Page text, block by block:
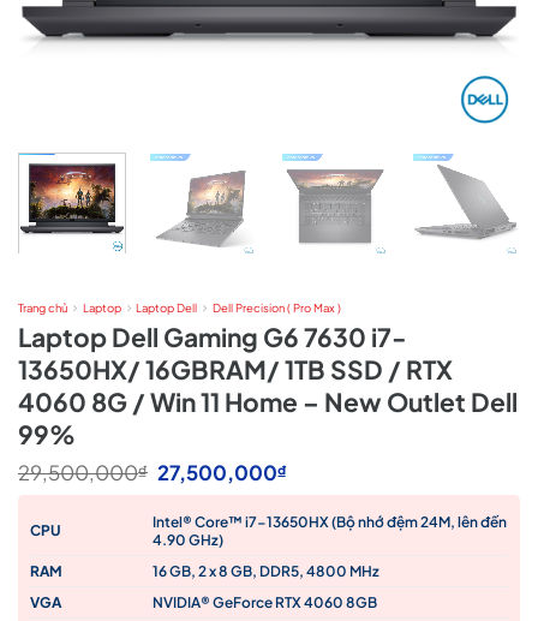
Trang chủ Laptop Laptop Dell Dell Precision ( Pro Max )
Laptop Dell Gaming G6 7630 i7-
13650HX/ 16GBRAM/ 1TB SSD / RTX
4060 8G / Win 11 Home – New Outlet Dell
99%
29,500,000₫ Giá
gốc
29,500,000₫.
27,500,000₫Giá
là:
CPU
Intel® Core™ i7-13650HX (Bộ nhớ đệm 24M, lên đến
4.90 GHz)
RAM
16 GB, 2 x 8 GB, DDR5, 4800 MHz
VGA
NVIDIA® GeForce RTX 4060 8GB